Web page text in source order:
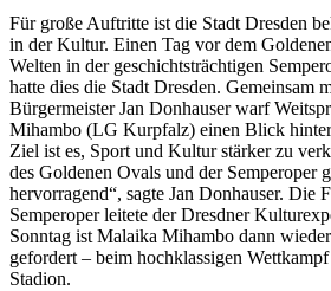
Für große Auftritte ist die Stadt Dresden
in der Kultur. Einen Tag vor dem
Welten in der geschichtsträchtigen
hatte dies die Stadt Dresden. Gemeinsam
Bürgermeister Jan Donhauser warf
Mihambo (LG Kurpfalz) einen Blick
Ziel ist es, Sport und Kultur stärker zu
des Goldenen Ovals und der Semperoper
hervorragend“, sagte Jan Donhauser. Die
Semperoper leitete der Dresdner
Sonntag ist Malaika Mihambo dann
gefordert – beim hochklassigen
Stadion.